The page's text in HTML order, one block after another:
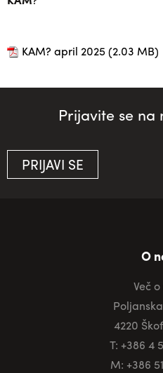
KAM? april 2025(2.03 MB)
Prijavite se na
PRIJAVI SE
O
Več
4220
T: +386 4
M: +386